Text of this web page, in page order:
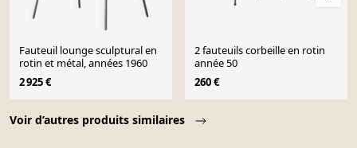
Voir d’autres produits similaires
Fauteuil lounge sculptural en
rotin et métal, années 1960
2 925 €
2 fauteuils corbeille en rotin
année 50
260 €